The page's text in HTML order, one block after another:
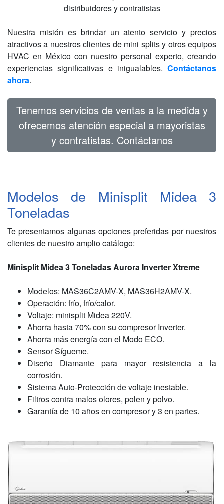
distribuidores y contratistas
Nuestra misión es brindar un atento servicio y precios
atractivos a nuestros clientes de mini splits y otros equipos
HVAC en México con nuestro personal experto, creando
experiencias significativas e inigualables. Contáctanos
ahora.
Tenemos servicios de ventas a la medida y
ofrecemos atención especial a mayoristas
y contratistas. Contáctanos
Modelos de Minisplit Midea 3
Toneladas
Te presentamos algunas opciones preferidas por nuestros
clientes de nuestro amplio catálogo:
Minisplit Midea 3 Toneladas Aurora Inverter Xtreme
Modelos: MAS36C2AMV-X, MAS36H2AMV-X.
Operación: frío, frío/calor.
Voltaje: minisplit Midea 220V.
Ahorra hasta 70% con su compresor Inverter.
Ahorra más energía con el Modo ECO.
Sensor Sígueme.
Diseño Diamante para mayor resistencia a la
corrosión.
Sistema Auto-Protección de voltaje inestable.
Filtros contra malos olores, polen y polvo.
Garantía de 10 años en compresor y 3 en partes.